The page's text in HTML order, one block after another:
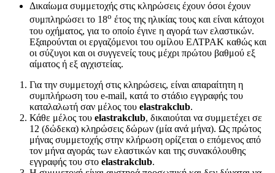
Δικαίωμα συμμετοχής στις κληρώσεις έχουν όσοι έχουν
συμπληρώσει το 18ο έτος της ηλικίας τους και είναι κάτοχοι
του οχήματος, για το οποίο έγινε η αγορά των ελαστικών.
Εξαιρούνται οι εργαζόμενοι του ομίλου ΕΛΤΡΑΚ καθώς και
οι σύζυγοι και οι συγγενείς τους μέχρι πρώτου βαθμού εξ
αίματος ή εξ αγχιστείας.
Για την συμμετοχή στις κληρώσεις, είναι απαραίτητη η
συμπλήρωση του e-mail, κατά το στάδιο εγγραφής του
καταλαλωτή σαν μέλος του elastrakclub.
Κάθε μέλος του elastrakclub, δικαιούται να συμμετέχει σε
12 (δώδεκα) κληρώσεις δώρων (μία ανά μήνα). Ως πρώτος
μήνας συμμετοχής στην κλήρωση ορίζεται ο επόμενος από
τον μήνα αγοράς των ελαστικών και της συνακόλουθης
εγγραφής του στο elastrakclub.